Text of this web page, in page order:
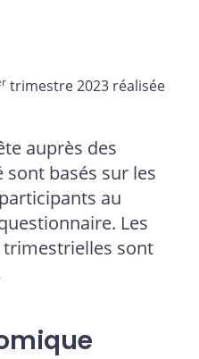
trimestre 2023 réalisée
auprès des
basés sur les
au
Les
sont